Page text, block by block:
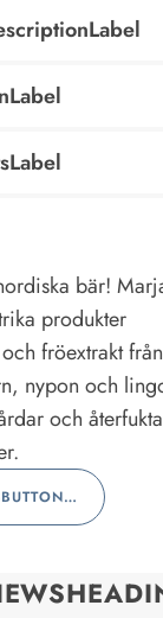
bär!
produkter
fröextrakt från
nypon och
och
PRODUCT_SERIESBUTTONLABEL